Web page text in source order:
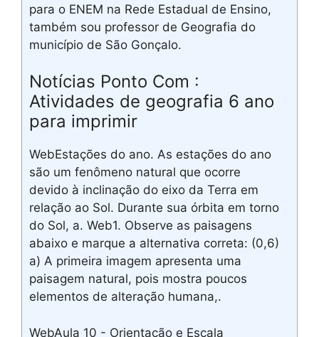
para o ENEM na Rede Estadual de Ensino,
também sou professor de Geografia do
município de São Gonçalo.
Notícias Ponto Com :
Atividades de geografia 6 ano
para imprimir
WebEstações do ano. As estações do ano
são um fenômeno natural que ocorre
devido à inclinação do eixo da Terra em
relação ao Sol. Durante sua órbita em torno
do Sol, a. Web1. Observe as paisagens
abaixo e marque a alternativa correta: (0,6)
a) A primeira imagem apresenta uma
paisagem natural, pois mostra poucos
elementos de alteração humana,.
WebAula 10 - Orientação e Escala